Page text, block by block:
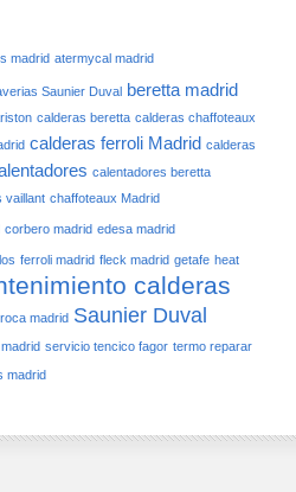
madrid atermycal madrid
Saunier Duval beretta madrid
calderas beretta calderas chaffoteaux
calderas ferroli Madrid calderas
calentadores beretta
vaillant chaffoteaux Madrid
corbero madrid edesa madrid
ferroli madrid fleck madrid getafe heat
calderas
roca madrid Saunier Duval
servicio tencico fagor termo reparar
madrid